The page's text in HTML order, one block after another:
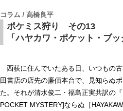
コラム / 高橋良平
ポケミス狩り その13
「ハヤカワ・ポケット・ブッ
西荻に住んでいたある日、いつもの
田書店の店先の廉価本台で、見知らぬ
た。それが清水俊二・福島正実共訳の
POCKET MYSTERY]ならぬ［